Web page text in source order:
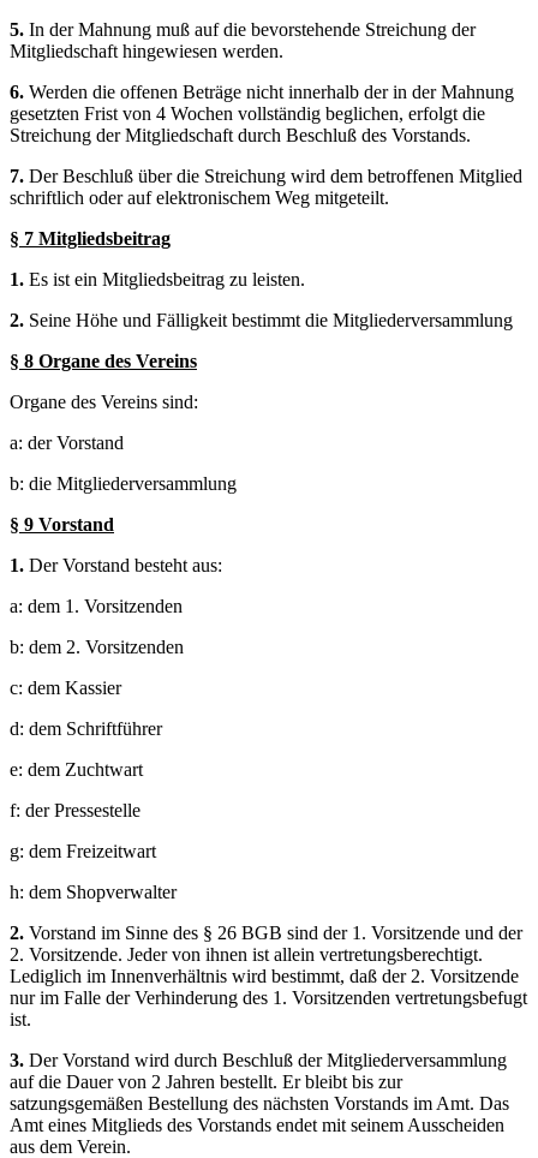
5. In der Mahnung muß auf die bevorstehende Streichung der
Mitgliedschaft hingewiesen werden.
6. Werden die offenen Beträge nicht innerhalb der in der Mahnung
gesetzten Frist von 4 Wochen vollständig beglichen, erfolgt die
Streichung der Mitgliedschaft durch Beschluß des Vorstands.
7. Der Beschluß über die Streichung wird dem betroffenen Mitglied
schriftlich oder auf elektronischem Weg mitgeteilt.
§ 7 Mitgliedsbeitrag
1. Es ist ein Mitgliedsbeitrag zu leisten.
2. Seine Höhe und Fälligkeit bestimmt die Mitgliederversammlung
§ 8 Organe des Vereins
Organe des Vereins sind:
a: der Vorstand
b: die Mitgliederversammlung
§ 9 Vorstand
1. Der Vorstand besteht aus:
a: dem 1. Vorsitzenden
b: dem 2. Vorsitzenden
c: dem Kassier
d: dem Schriftführer
e: dem Zuchtwart
f: der Pressestelle
g: dem Freizeitwart
h: dem Shopverwalter
2. Vorstand im Sinne des § 26 BGB sind der 1. Vorsitzende und der
2. Vorsitzende. Jeder von ihnen ist allein vertretungsberechtigt.
Lediglich im Innenverhältnis wird bestimmt, daß der 2. Vorsitzende
nur im Falle der Verhinderung des 1. Vorsitzenden vertretungsbefugt
ist.
3. Der Vorstand wird durch Beschluß der Mitgliederversammlung
auf die Dauer von 2 Jahren bestellt. Er bleibt bis zur
satzungsgemäßen Bestellung des nächsten Vorstands im Amt. Das
Amt eines Mitglieds des Vorstands endet mit seinem Ausscheiden
aus dem Verein.